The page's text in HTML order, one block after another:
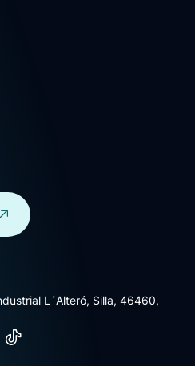
L´Alteró, Silla, 46460,